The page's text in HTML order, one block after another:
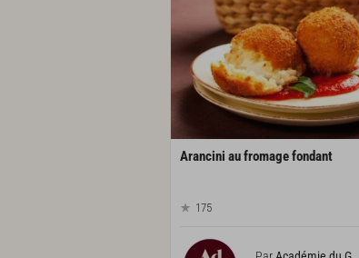
Arancini aufromagefondant
175